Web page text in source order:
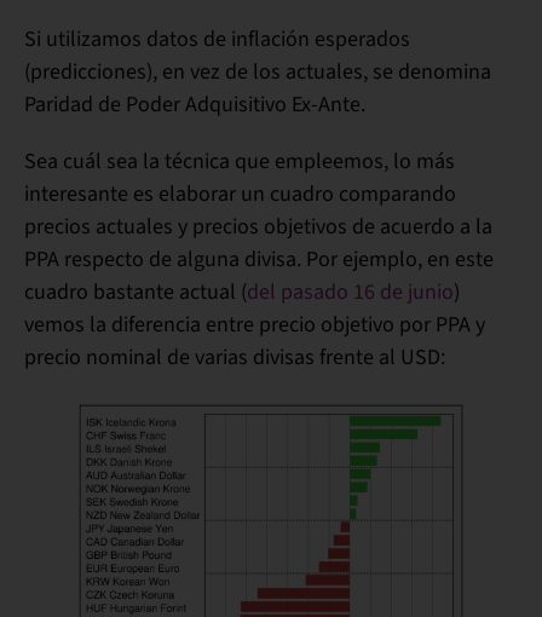
Si utilizamos datos de inflación esperados
(predicciones), en vez de los actuales, se denomina
Paridad de Poder Adquisitivo Ex-Ante.
Sea cuál sea la técnica que empleemos, lo más
interesante es elaborar un cuadro comparando
precios actuales y precios objetivos de acuerdo a la
PPA respecto de alguna divisa. Por ejemplo, en este
cuadro bastante actual (del pasado 16 de junio)
vemos la diferencia entre precio objetivo por PPA y
precio nominal de varias divisas frente al USD: